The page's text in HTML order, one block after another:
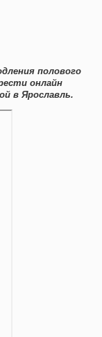
полового
онлайн
в Ярославль.